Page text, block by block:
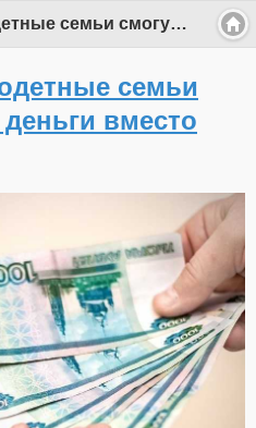
Тюменские многодетные семьи смогут получить деньги вместо земли
семьи
вместо